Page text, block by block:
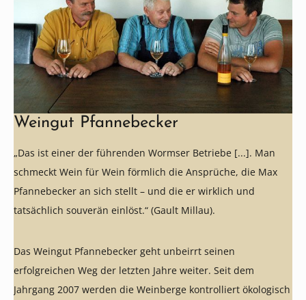
Weingut Pfannebecker
„Das ist einer der führenden Wormser Betriebe [...]. Man
schmeckt Wein für Wein förmlich die Ansprüche, die Max
Pfannebecker an sich stellt – und die er wirklich und
tatsächlich souverän einlöst.“ (Gault Millau).
Das Weingut Pfannebecker geht unbeirrt seinen
erfolgreichen Weg der letzten Jahre weiter. Seit dem
Jahrgang 2007 werden die Weinberge kontrolliert ökologisch